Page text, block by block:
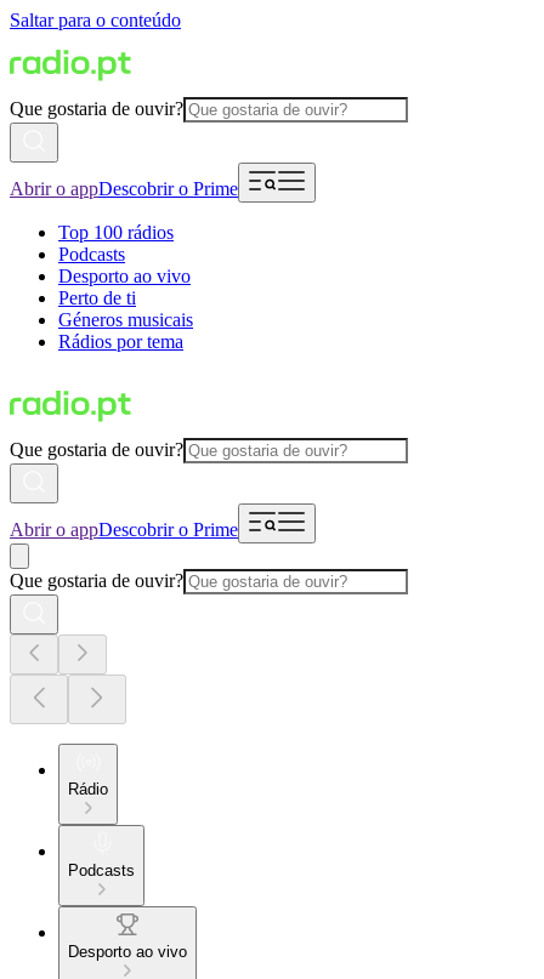
Saltar para o conteúdo
Que gostaria de ouvir?
Abrir o appDescobrir o Prime
Top 100 rádios
Podcasts
Desporto ao vivo
Perto de ti
Géneros musicais
Rádios por tema
Que gostaria de ouvir?
Abrir o appDescobrir o Prime
Que gostaria de ouvir?
Rádio
Podcasts
Desporto ao vivo